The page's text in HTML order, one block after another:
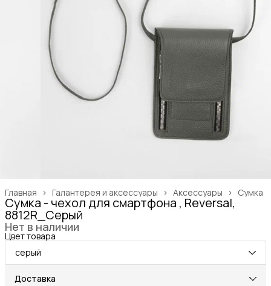
Сумка
Аксессуары ›
Галантерея и аксессуары ›
Главная ›
Сумка - чехол для смартфона , Reversal,
8812R_Серый
Нет в наличии
Цвет товара
серый
Доставка